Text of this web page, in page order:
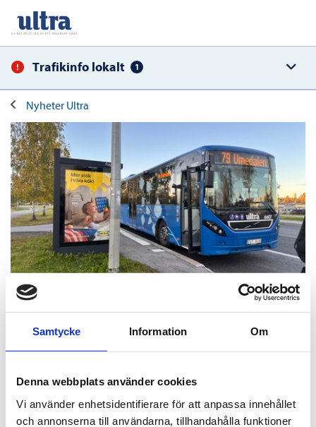
Samtycke Information Om
Denna webbplats använder cookies
Vi använder enhetsidentifierare för att anpassa innehållet
och annonserna till användarna, tillhandahålla funktioner
Trafikinfo lokalt 1
Nyheter Ultra
Linje 79 har rullat i ett år
Den 30 september 2025 hade linje 79 rullat i ett år. Linje
79 är en direktlinje inom Ultra- Umeås lokaltrafik.